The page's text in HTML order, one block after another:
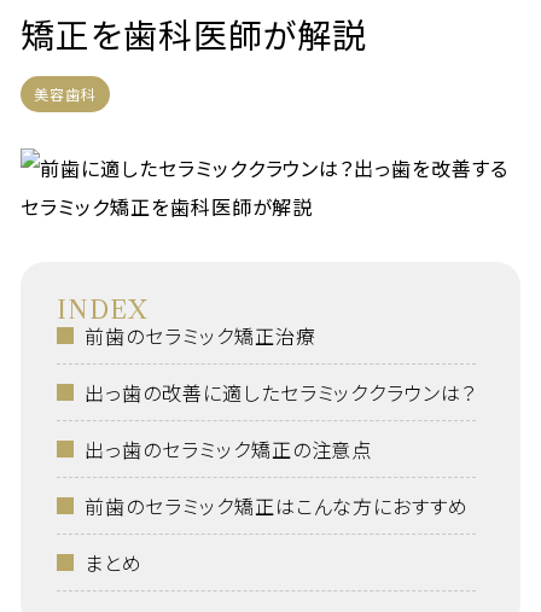
矯正を歯科医師が解説
美容歯科
INDEX
前歯のセラミック矯正治療
出っ歯の改善に適したセラミッククラウンは？
出っ歯のセラミック矯正の注意点
前歯のセラミック矯正はこんな方におすすめ
まとめ